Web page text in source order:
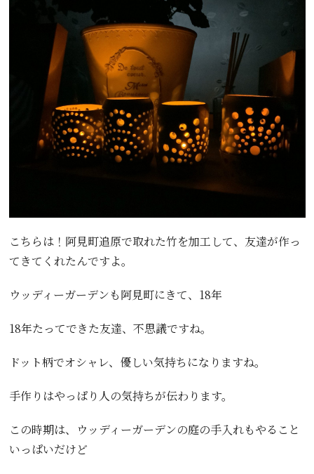
こちらは！阿見町追原で取れた竹を加工して、友達が作っ
てきてくれたんですよ。
ウッディーガーデンも阿見町にきて、18年
18年たってできた友達、不思議ですね。
ドット柄でオシャレ、優しい気持ちになりますね。
手作りはやっぱり人の気持ちが伝わります。
この時期は、ウッディーガーデンの庭の手入れもやること
いっぱいだけど